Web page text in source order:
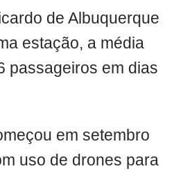
de Albuquerque
estação, a média
passageiros em dias
em setembro
uso de drones para